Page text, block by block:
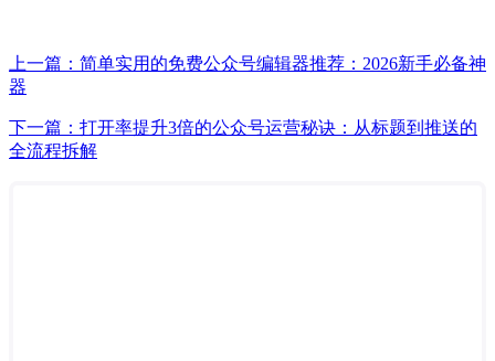
上一篇：简单实用的免费公众号编辑器推荐：2026新手必备神
器
下一篇：打开率提升3倍的公众号运营秘诀：从标题到推送的
全流程拆解